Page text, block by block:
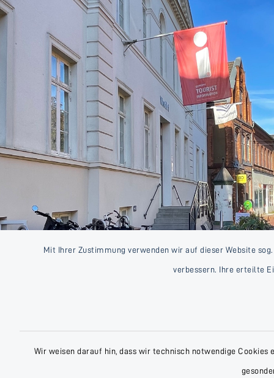
Mit Ihrer Zustimmung verwenden wir auf dieser Website
verbessern. Ihre erteilte
Wir weisen darauf hin, dass wir technisch notwendige